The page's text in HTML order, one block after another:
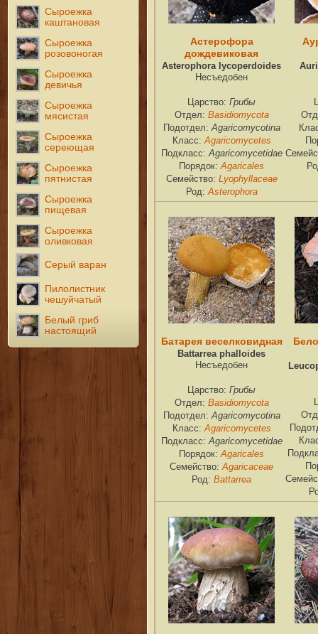
Сыроежка
каштановая
Сыроежка
розовоногая
Сыроежка
девичья
Сыроежка
мясистая
Сыроежка
сереющая
Сыроежка
пятнистая
Сыроежка
пищевая
Сыроежка
оливковая
Серый варан
Пилолистник
чешуйчатый
Белый гриб
настоящий
Астерофора
дождевиковая
Asterophora lycoperdoides
Несъедобен
Царство: Грибы
Отдел: Basidiomycota
Подотдел:Agaricomycotina
Класс:Agaricomycetes
Подкласс:Agaricomycetidae
Порядок:Agaricales
Семейство: Lyophyllaceae
Род:Asterophora
Батарея веселковидная
Battarrea phalloides
Несъедобен
Царство: Грибы
Отдел: Basidiomycota
Подотдел:Agaricomycotina
Класс:Agaricomycetes
Подкласс:Agaricomycetidae
Порядок:Agaricales
Семейство:Agaricaceae
Род: Battarrea